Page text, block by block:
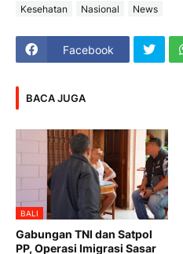
Kesehatan
Nasional News
Facebook
BACA JUGA
BALI
Gabungan TNI dan Satpol
PP, Operasi Imigrasi Sasar